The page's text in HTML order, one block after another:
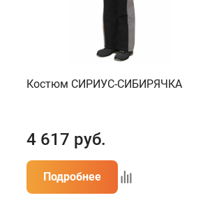
Костюм СИРИУС-СИБИРЯЧКА
4 617 руб.
Подробнее